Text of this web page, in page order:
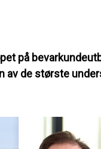
på
av de største